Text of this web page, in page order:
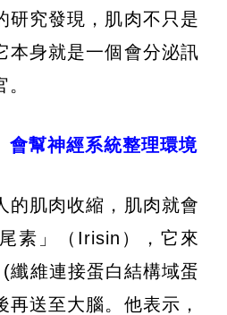
研究發現，肌肉不只是
本身就是一個會分泌訊
幫神經系統整理環境
的肌肉收縮，肌肉就會
素」（Irisin），它來
纖維連接蛋白結構域蛋
再送至大腦。他表示，